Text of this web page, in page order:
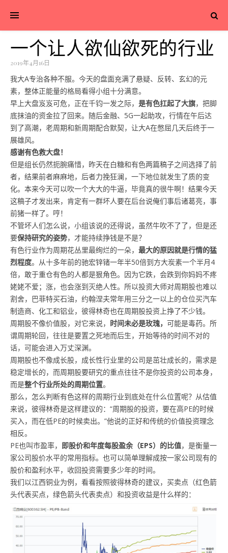
一个让人欲仙欲死的行业
2019年4月16日
我大A专治各种不服。今天的盘面充满了悬疑、反转、玄幻的元
素，整体正能量的格局看得小组十分满意。
早上大盘岌岌可危，正在千钧一发之际， 是有色扛起了大旗，把脚
底抹油的资金拉了回来。随后金融、5G一起助攻，行情在午后达
到了高潮，老周期和新周期配合默契，让大A在憋屈几天后终于一
展雄风。
感谢有色救大盘！
但是组长仍然扼腕痛惜，昨天在白糖和有色两篇稿子之间选择了前
者，结果前者麻麻地，后者力挽狂澜，一下地位就发生了质的变
化。本来今天可以吹一个大大的牛逼，毕竟真的很牛啊！结果今天
这稿子才发出来，肯定有一群坏人要在后台说俺们事后诸葛亮，事
前猪一样了。哼！
不管坏人们怎么说，小组该说的还得说，虽然牛吹不了了，但是还
要保持研究的姿势，才能持续挣钱是不是？
有色行业作为周期花丛里最绚烂的一朵， 最大的原因就是行情的猛
烈程度。从十多年前的驰宏锌锗一年半50倍到方大炭素一个半月4
倍，敢于重仓有色的人都是狠角色。因为它跌，会跌到你妈妈不疼
姥姥不爱；涨，也会涨到灭绝人性。所以投资大师对周期股也难以
割舍，巴菲特买石油，约翰涅夫常年用三分之一以上的仓位买汽车
制造商、化工和铝业，彼得林奇也在周期股投资上挣了不少钱。
周期股不像价值股，对它来说， 时间未必是玫瑰， 可能是毒药。所
谓周期轮回，往往是要置之死地而后生，开始等待的时间不对的
话，可能会进入万丈深渊。
周期股也不像成长股，成长性行业里的公司是茁壮成长的，需求是
稳定增长的，而周期股要研究的重点往往不是你投资的公司本身，
而是整个行业所处的周期位置。
那么，怎么判断有色这样的周期行业到底处在什么位置呢？从估值
来说，彼得林奇是这样建议的：“周期股的投资，要在高PE的时候
买入，而在低PE的时候卖出。”他说的正好和传统的价值投资理念
相反。
PE也叫市盈率， 即股价和年度每股盈余（EPS）的比值，是衡量一
家公司股价水平的常用指标。也可以简单理解成按一家公司现有的
股价和盈利水平，收回投资需要多少年的时间。
我们以江西铜业为例，看看按照彼得林奇的建议，买卖点（红色箭
头代表买点，绿色箭头代表卖点）和投资收益是什么样的：